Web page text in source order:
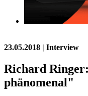
23.05.2018 | Interview
Richard
phänomenal"